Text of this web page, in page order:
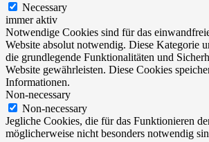
Necessary
immer aktiv
Notwendige Cookies sind für das
Website absolut notwendig. Diese Kategorie
die grundlegende Funktionalitäten und
Website gewährleisten. Diese Cookies
Informationen.
Non-necessary
Non-necessary
Jegliche Cookies, die für das Funktionieren
möglicherweise nicht besonders notwendig